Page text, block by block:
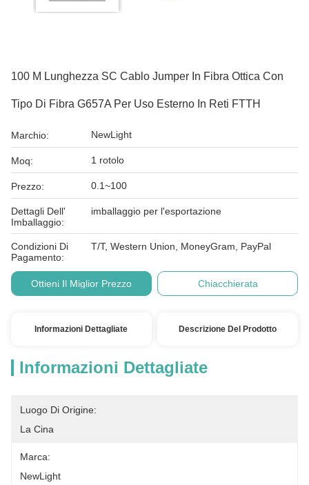
100 M Lunghezza SC Cablo Jumper In Fibra Ottica Con
Tipo Di Fibra G657A Per Uso Esterno In Reti FTTH
Marchio: NewLight
Moq: 1 rotolo
Prezzo: 0.1~100
Dettagli Dell'
Imballaggio:
imballaggio per l'esportazione
Condizioni Di
Pagamento:
T/T, Western Union, MoneyGram, PayPal
Ottieni Il Miglior Prezzo Chiacchierata
Informazioni Dettagliate Descrizione Del Prodotto
Informazioni Dettagliate
Luogo Di Origine:
La Cina
Marca:
NewLight